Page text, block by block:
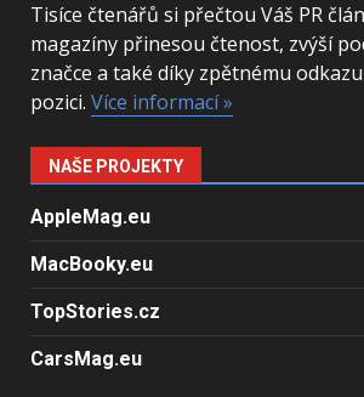
Tisíce čtenářů si přečtou Váš PR
magazíny přinesou čtenost, zvýší
značce a také díky zpětnému odkazu
pozici. Více informací »
NAŠE PROJEKTY
AppleMag.eu
MacBooky.eu
TopStories.cz
CarsMag.eu